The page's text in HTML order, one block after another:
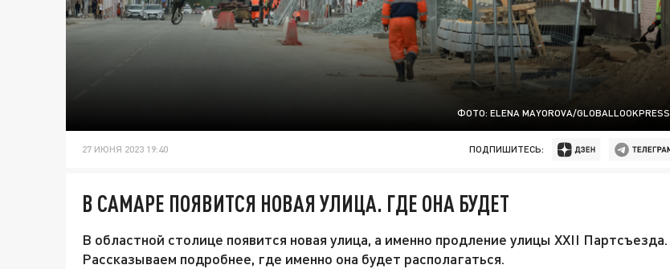
ФОТО: ELENA MAYOROVA/GLOBALLOOKPRESS
27 ИЮНЯ 2023 19:40 ПОДПИШИТЕСЬ:
В САМАРЕ ПОЯВИТСЯ НОВАЯ УЛИЦА. ГДЕ ОНА БУДЕТ
В областной столице появится новая улица, а именно продление улицы XXII Партсъезда.
Рассказываем подробнее, где именно она будет располагаться.